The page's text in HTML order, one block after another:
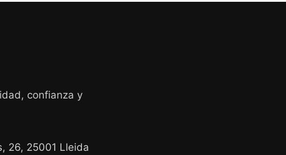
confianza y
26, 25001 Lleida